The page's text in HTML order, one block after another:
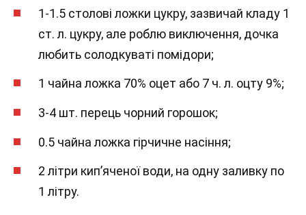
1-1.5 столові ложки цукру, зазвичай кладу 1
ст. л. цукру, але роблю виключення, дочка
любить солодкуваті помідори;
1 чайна ложка 70% оцет або 7 ч. л. оцту 9%;
3-4 шт. перець чорний горошок;
0.5 чайна ложка гірчичне насіння;
2 літри кип’яченої води, на одну заливку по
1 літру.